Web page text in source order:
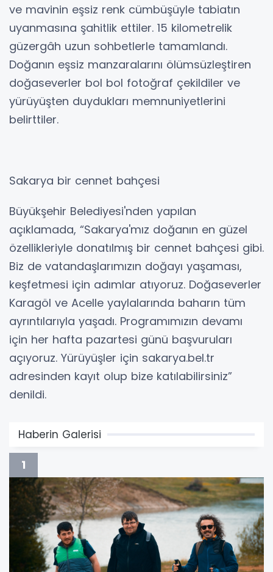
ve mavinin eşsiz renk cümbüşüyle tabiatın
uyanmasına şahitlik ettiler. 15 kilometrelik
güzergâh uzun sohbetlerle tamamlandı.
Doğanın eşsiz manzaralarını ölümsüzleştiren
doğaseverler bol bol fotoğraf çekildiler ve
yürüyüşten duydukları memnuniyetlerini
belirttiler.
Sakarya bir cennet bahçesi
Büyükşehir Belediyesi'nden yapılan
açıklamada, “Sakarya'mız doğanın en güzel
özellikleriyle donatılmış bir cennet bahçesi gibi.
Biz de vatandaşlarımızın doğayı yaşaması,
keşfetmesi için adımlar atıyoruz. Doğaseverler
Karagöl ve Acelle yaylalarında baharın tüm
ayrıntılarıyla yaşadı. Programımızın devamı
için her hafta pazartesi günü başvuruları
açıyoruz. Yürüyüşler için sakarya.bel.tr
adresinden kayıt olup bize katılabilirsiniz”
denildi.
Haberin Galerisi
1